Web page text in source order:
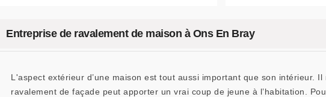
Entreprise de ravalement de maison à Ons En Bray
L'aspect extérieur d’une maison est tout aussi important que son intérieur.
ravalement de façade peut apporter un vrai coup de jeune à l’habitation.